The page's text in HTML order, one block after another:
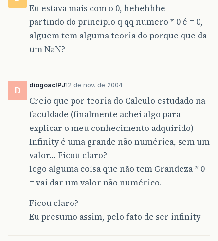
Eu estava mais com o 0, hehehhhe
partindo do principio q qq numero * 0 é = 0,
alguem tem alguma teoria do porque que da
um NaN?
D
diogoaclPJ12 de nov. de 2004
Creio que por teoria do Calculo estudado na
faculdade (finalmente achei algo para
explicar o meu conhecimento adquirido)
Infinity é uma grande não numérica, sem um
valor… Ficou claro?
logo alguma coisa que não tem Grandeza * 0
= vai dar um valor não numérico.
Ficou claro?
Eu presumo assim, pelo fato de ser infinity